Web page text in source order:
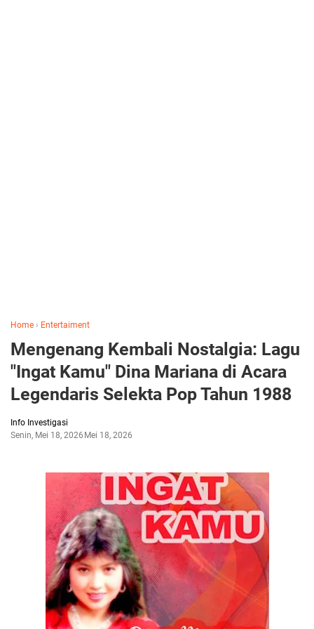
Home › Entertaiment
Mengenang Kembali Nostalgia: Lagu
"Ingat Kamu" Dina Mariana di Acara
Legendaris Selekta Pop Tahun 1988
Info Investigasi
Senin, Mei 18, 2026 Mei 18, 2026